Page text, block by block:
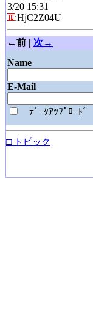
3/20 15:31
:HjC2Z04U
←前 | 次→
Name
E-Mail
ﾃﾞｰﾀｱｯﾌﾟﾛｰﾄﾞ
□ トピック